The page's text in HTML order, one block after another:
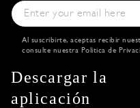
Al suscribirte, aceptas recibir
consulte nuestra Política de
Descargar la
aplicación